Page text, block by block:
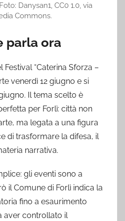
Danysan1, CC0 1.0, via
Commons.
parla ora
“Caterina Sforza –
venerdì 12 giugno e si
Il tema scelto è
per Forlì: città non
ma legata a una figura
di trasformare la difesa, il
narrativa.
gli eventi sono a
il Comune di Forlì indica la
fino a esaurimento
aver controllato il